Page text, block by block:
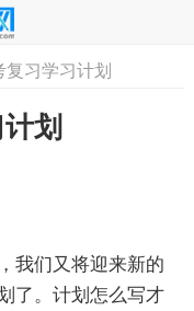
学习计划
复习学习计划
划
们又将迎来新的
了。计划怎么写才